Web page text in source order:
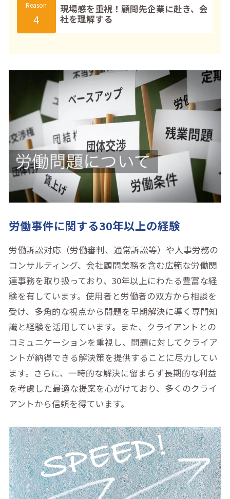
Reason
4
現場感を重視！顧問先企業に赴き、会
社を理解する
労働事件に関する30年以上の経験
労働訴訟対応（労働審判、通常訴訟等）や人事労務の
コンサルティング、会社顧問業務を含む広範な労働関
連事務を取り扱っており、30年以上にわたる豊富な経
験を有しています。使用者と労働者の双方から相談を
受け、多角的な視点から問題を早期解決に導く専門知
識と経験を活用しています。また、クライアントとの
コミュニケーションを重視し、問題に対してクライア
ントが納得できる解決策を提供することに尽力してい
ます。さらに、一時的な解決に留まらず長期的な利益
を考慮した最適な提案を心がけており、多くのクライ
アントから信頼を得ています。